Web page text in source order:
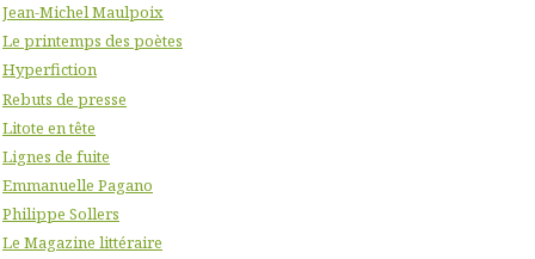
Jean-Michel Maulpoix
Le printemps des poètes
Hyperfiction
Rebuts de presse
Litote en tête
Lignes de fuite
Emmanuelle Pagano
Philippe Sollers
Le Magazine littéraire